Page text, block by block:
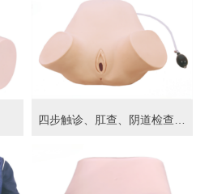
四步触诊、肛查、阴道检查训练模型